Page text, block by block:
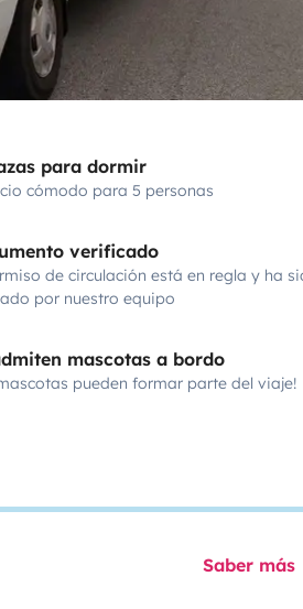
para dormir
cómodo para 5 personas
verificado
de circulación está en regla y ha
por nuestro equipo
mascotas a bordo
mascotas pueden formar parte del viaje!
Saber más